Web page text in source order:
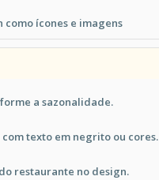
como ícones e imagens
a sazonalidade.
texto em negrito ou cores.
restaurante no design.